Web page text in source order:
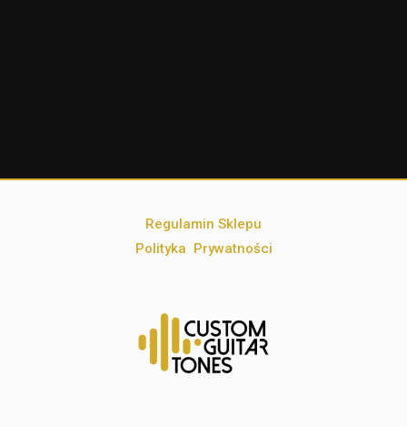
Regulamin Sklepu
Polityka Prywatności